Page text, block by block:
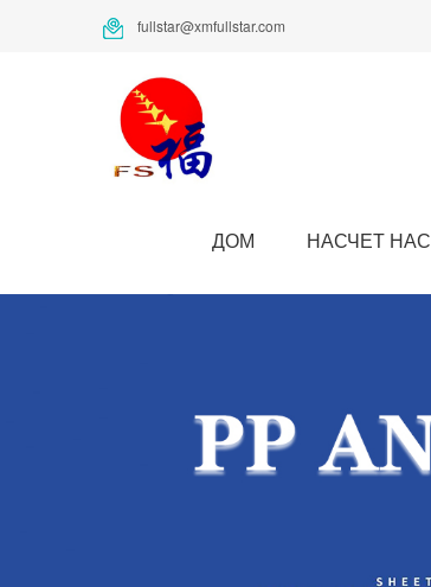
fullstar@xmfullstar.com
ДОМ НАСЧЕТ НАС